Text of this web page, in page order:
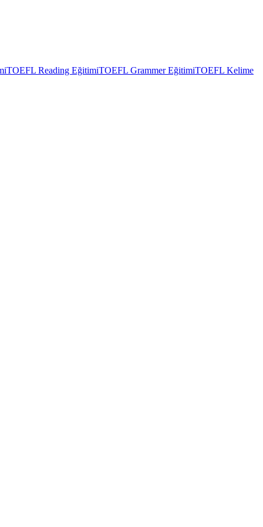
TOEFL Reading EğitimiTOEFL Grammer EğitimiTOEFL Kelime